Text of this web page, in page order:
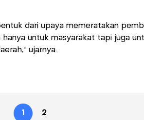
dari upaya memeratakan
hanya untuk masyarakat tapi juga
ujarnya.
1 2